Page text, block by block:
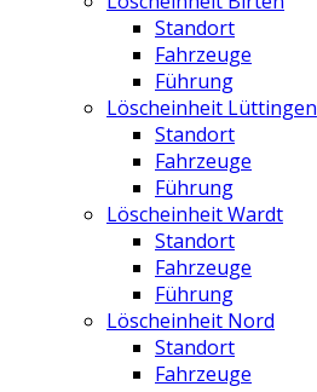
Standort
Fahrzeuge
Führung
Löscheinheit Lüttingen
Standort
Fahrzeuge
Führung
Löscheinheit Wardt
Standort
Fahrzeuge
Führung
Löscheinheit Nord
Standort
Fahrzeuge